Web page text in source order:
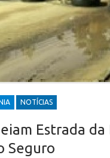
NOTÍCIAS
Estrada
Seguro